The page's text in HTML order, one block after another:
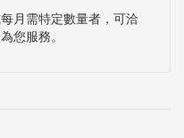
月需特定數量者，可洽
您服務。